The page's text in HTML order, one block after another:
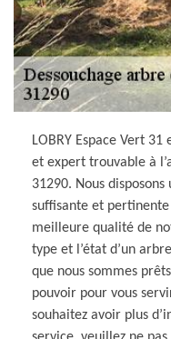
LOBRY Espace Vert
et expert trouvable à
31290. Nous
suffisante et pertinente
meilleure qualité de
type et l’état d’un
que nous sommes
pouvoir pour vous
souhaitez avoir plus